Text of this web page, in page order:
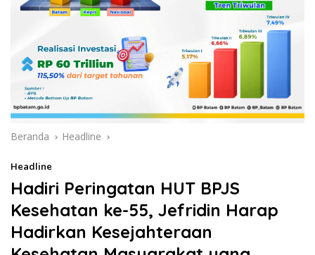
Beranda Headline
Headline
Hadiri Peringatan HUT BPJS
Kesehatan ke-55, Jefridin Harap
Hadirkan Kesejahteraan